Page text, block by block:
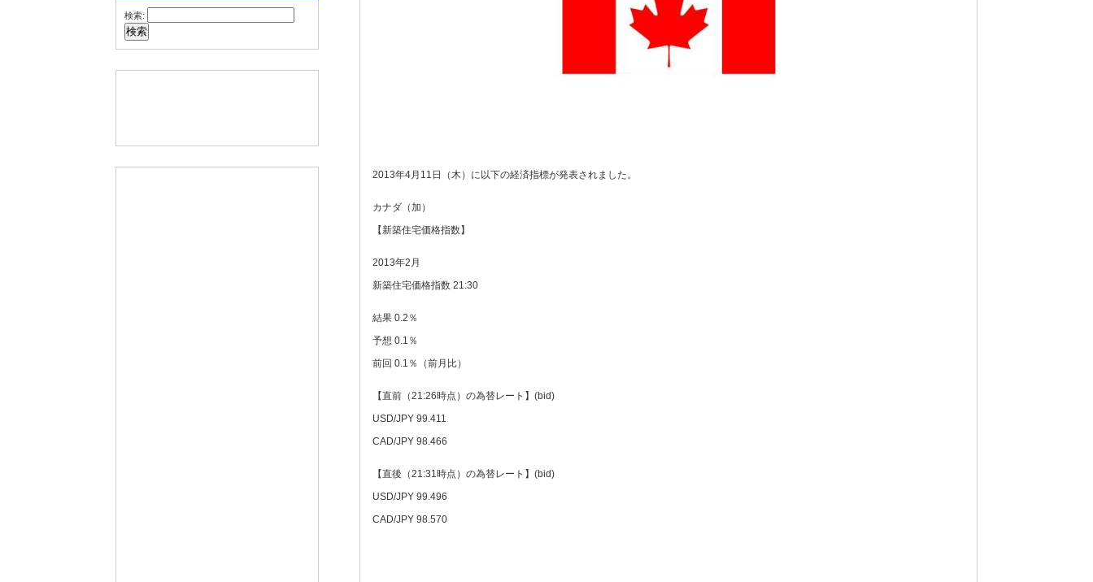
2013年4月11日（木）に以下の経済指標が発表されました。
カナダ（加）
【新築住宅価格指数】
2013年2月
新築住宅価格指数 21:30
結果 0.2％
予想 0.1％
前回 0.1％（前月比）
【直前（21:26時点）の為替レート】(bid)
USD/JPY 99.411
CAD/JPY 98.466
【直後（21:31時点）の為替レート】(bid)
USD/JPY 99.496
CAD/JPY 98.570
検索: